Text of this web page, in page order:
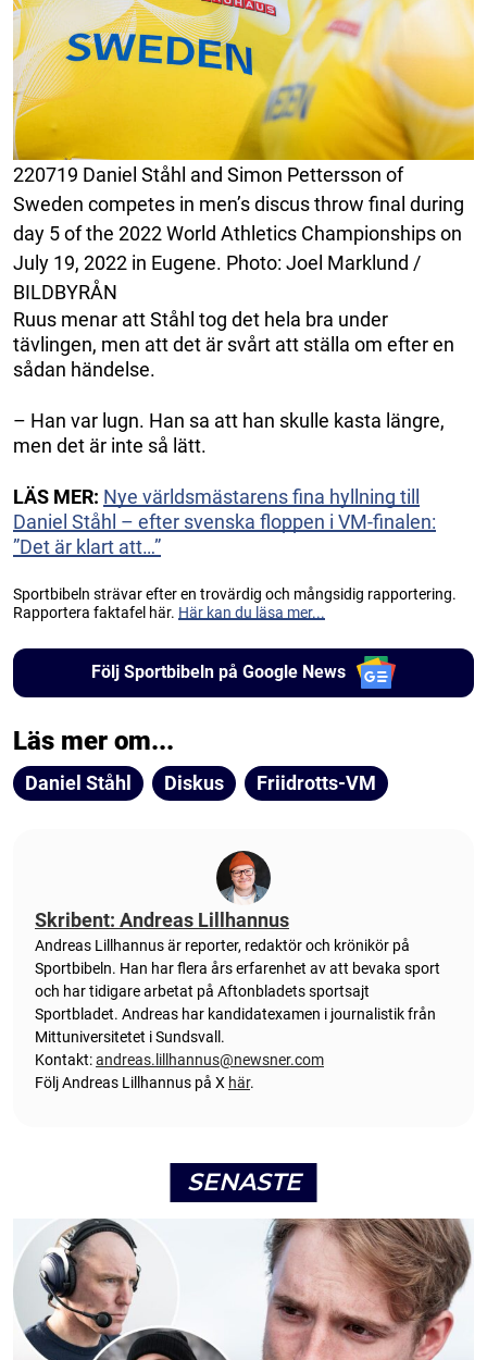
220719 Daniel Ståhl and Simon Pettersson of
Sweden competes in men’s discus throw final during
day 5 of the 2022 World Athletics Championships on
July 19, 2022 in Eugene. Photo: Joel Marklund /
BILDBYRÅN
Ruus menar att Ståhl tog det hela bra under
tävlingen, men att det är svårt att ställa om efter en
sådan händelse.
– Han var lugn. Han sa att han skulle kasta längre,
men det är inte så lätt.
LÄS MER: Nye världsmästarens fina hyllning till
Daniel Ståhl – efter svenska floppen i VM-finalen:
”Det är klart att…”
Sportbibeln strävar efter en trovärdig och mångsidig rapportering.
Rapportera faktafel här. Här kan du läsa mer...
Följ Sportbibeln på Google News
Läs mer om...
Daniel Ståhl Diskus Friidrotts-VM
Skribent: Andreas Lillhannus
Andreas Lillhannus är reporter, redaktör och krönikör på
Sportbibeln. Han har flera års erfarenhet av att bevaka sport
och har tidigare arbetat på Aftonbladets sportsajt
Sportbladet. Andreas har kandidatexamen i journalistik från
Mittuniversitetet i Sundsvall.
Kontakt:andreas.lillhannus@newsner.com
Följ Andreas Lillhannus på X här.
SENASTE